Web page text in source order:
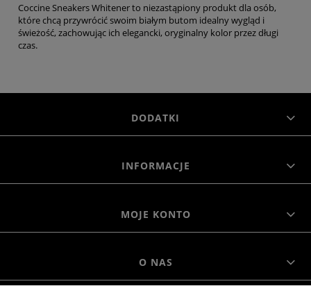
Coccine Sneakers Whitener to niezastąpiony produkt dla osób,
które chcą przywrócić swoim białym butom idealny wygląd i
świeżość, zachowując ich elegancki, oryginalny kolor przez długi
czas.
DODATKI
INFORMACJE
MOJE KONTO
O NAS